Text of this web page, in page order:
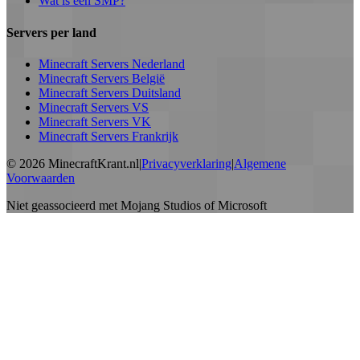
Servers per land
Minecraft Servers Nederland
Minecraft Servers België
Minecraft Servers Duitsland
Minecraft Servers VS
Minecraft Servers VK
Minecraft Servers Frankrijk
© 2026 MinecraftKrant.nl|Privacyverklaring|Algemene
Voorwaarden
Niet geassocieerd met Mojang Studios of Microsoft